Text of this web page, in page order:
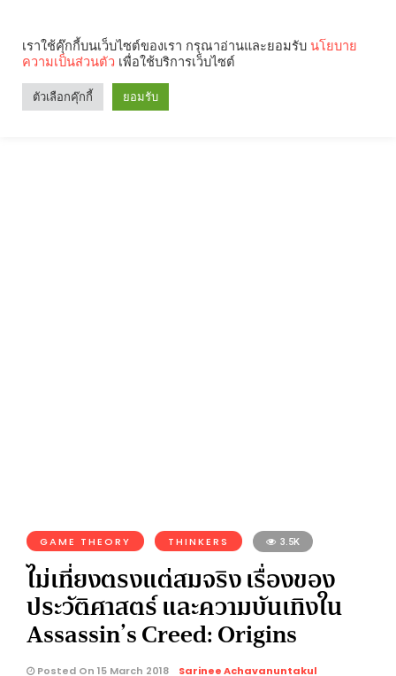
GAME THEORY THINKERS 3.5K
ไม่เที่ยงตรงแต่สมจริง เรื่องของ
ประวัติศาสตร์ และความบันเทิงใน
Assassin’s Creed: Origins
Posted On 15 March 2018 Sarinee Achavanuntakul
เราใช้คุ๊กกี้บนเว็บไซต์ของเรา กรุณาอ่านและยอมรับ นโยบาย
ความเป็นส่วนตัว เพื่อใช้บริการเว็บไซต์
ตัวเลือกคุ๊กกี้ ยอมรับ